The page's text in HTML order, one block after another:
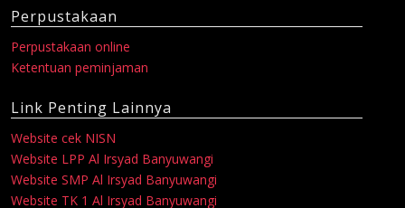
Perpustakaan
Perpustakaan online
Ketentuan peminjaman
Link Penting Lainnya
Website cek NISN
Website LPP Al Irsyad Banyuwangi
Website SMP Al Irsyad Banyuwangi
Website TK 1 Al Irsyad Banyuwangi